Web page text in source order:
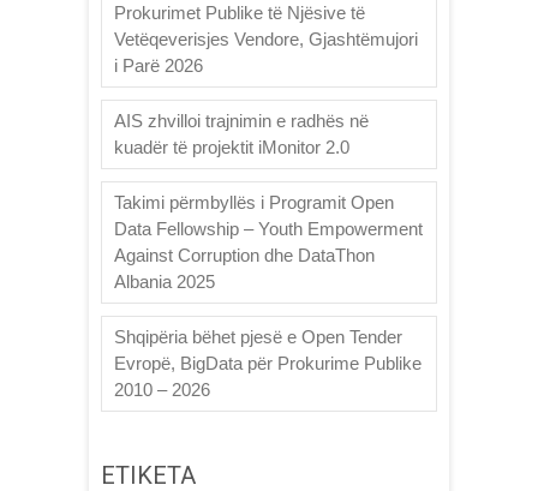
Prokurimet Publike të Njësive të
Vetëqeverisjes Vendore, Gjashtëmujori
i Parë 2026
AIS zhvilloi trajnimin e radhës në
kuadër të projektit iMonitor 2.0
Takimi përmbyllës i Programit Open
Data Fellowship – Youth Empowerment
Against Corruption dhe DataThon
Albania 2025
Shqipëria bëhet pjesë e Open Tender
Evropë, BigData për Prokurime Publike
2010 – 2026
ETIKETA